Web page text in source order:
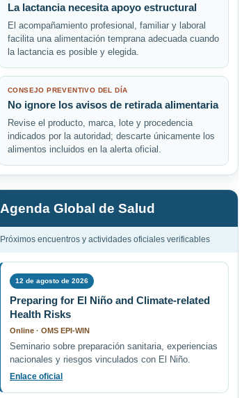
La lactancia necesita apoyo estructural
El acompañamiento profesional, familiar y laboral
facilita una alimentación temprana adecuada cuando
la lactancia es posible y elegida.
CONSEJO PREVENTIVO DEL DÍA
No ignore los avisos de retirada alimentaria
Revise el producto, marca, lote y procedencia
indicados por la autoridad; descarte únicamente los
alimentos incluidos en la alerta oficial.
Agenda Global de Salud
Próximos encuentros y actividades oficiales verificables
12 de agosto de 2026
Preparing for El Niño and Climate-related
Health Risks
Online · OMS EPI-WIN
Seminario sobre preparación sanitaria, experiencias
nacionales y riesgos vinculados con El Niño.
Enlace oficial